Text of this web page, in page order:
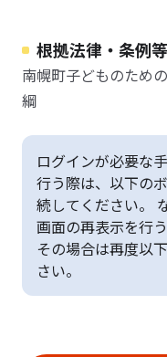
根拠法律・条例等
南幌町子どものため
綱
ログインが必要な
行う際は、以下の
続してください。
画面の再表示を行
その場合は再度以
さい。